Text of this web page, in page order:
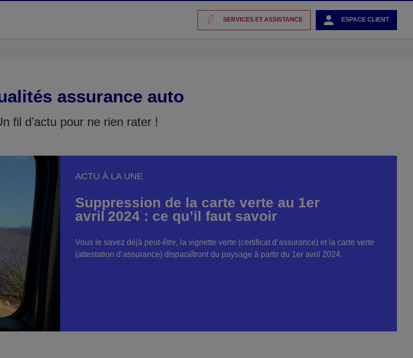
SERVICES ET ASSISTANCE ESPACE CLIENT
assurance auto
fil d’actu pour ne rien rater !
ACTU À LA UNE
Suppression de la carte verte au 1er
avril 2024 : ce qu’il faut savoir
Vous le savez déjà peut-être, la vignette verte (certificat d’assurance) et la carte verte
(attestation d’assurance) disparaîtront du paysage à partir du 1er avril 2024.